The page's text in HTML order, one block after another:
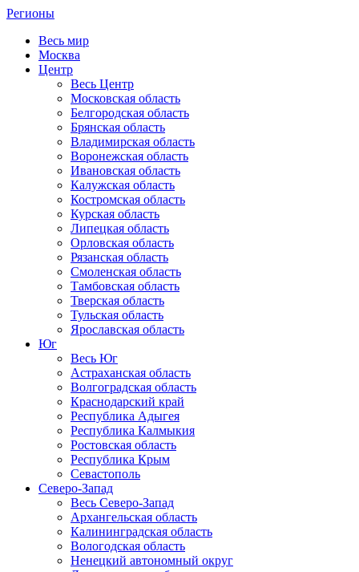
Регионы
Весь мир
Москва
Центр
Весь Центр
Московская область
Белгородская область
Брянская область
Владимирская область
Воронежская область
Ивановская область
Калужская область
Костромская область
Курская область
Липецкая область
Орловская область
Рязанская область
Смоленская область
Тамбовская область
Тверская область
Тульская область
Ярославская область
Юг
Весь Юг
Астраханская область
Волгоградская область
Краснодарский край
Республика Адыгея
Республика Калмыкия
Ростовская область
Республика Крым
Севастополь
Северо-Запад
Весь Северо-Запад
Архангельская область
Калининградская область
Вологодская область
Ненецкий автономный округ